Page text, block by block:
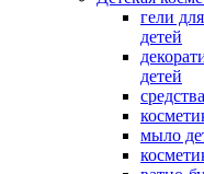
гели
детей
детей
мыло